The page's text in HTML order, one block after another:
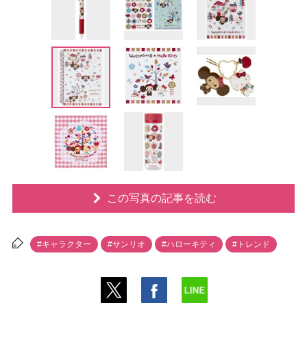
この写真の記事を読む
#キャラクター #サンリオ #ハローキティ #トレンド